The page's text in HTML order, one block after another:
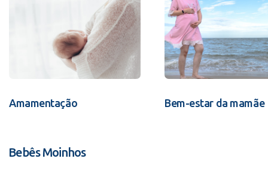
Amamentação Bem-estar da mamãe
Bebês Moinhos